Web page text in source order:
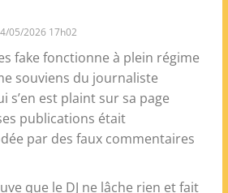
05/2026 17h02
fake fonctionne à plein régime
souviens du journaliste
s’en est plaint sur sa page
publications était
par des faux commentaires
que le DJ ne lâche rien et fait